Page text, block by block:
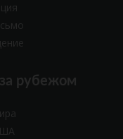
рубежом